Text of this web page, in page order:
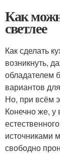
Как
светлее
Как сделать
возникнуть,
обладателем
вариантов
Но, при всём
Конечно же, у
источниками
свободно